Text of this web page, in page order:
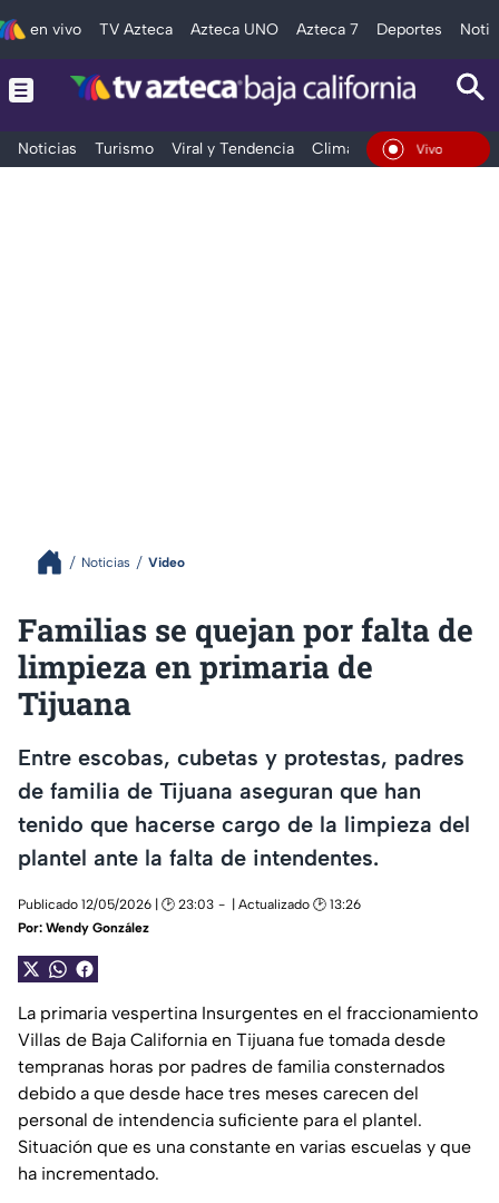
en vivo TV Azteca Azteca UNO Azteca 7 Deportes
Noticias Turismo Viral y Tendencia Clima Deportes
En Vivo
Noticias Video
Familias se quejan por falta de
limpieza en primaria de
Tijuana
Entre escobas, cubetas y protestas, padres
de familia de Tijuana aseguran que han
tenido que hacerse cargo de la limpieza del
plantel ante la falta de intendentes.
Publicado 12/05/2026 | 🕑 23:03
| Actualizado 🕑 13:26
Por: Wendy González
La primaria vespertina Insurgentes en el fraccionamiento
Villas de Baja California en Tijuana fue tomada desde
tempranas horas por padres de familia consternados
debido a que desde hace tres meses carecen del
personal de intendencia suficiente para el plantel.
Situación que es una constante en varias escuelas y que
ha incrementado.